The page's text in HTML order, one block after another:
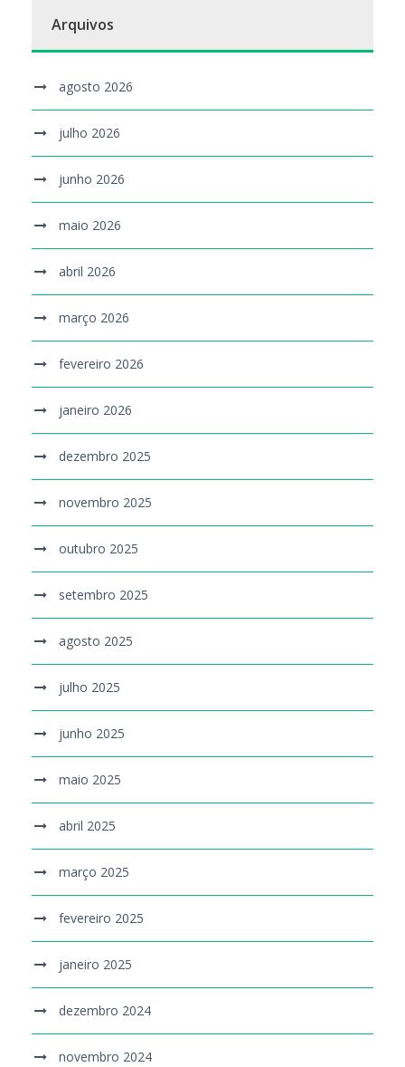
Arquivos
agosto 2026
julho 2026
junho 2026
maio 2026
abril 2026
março 2026
fevereiro 2026
janeiro 2026
dezembro 2025
novembro 2025
outubro 2025
setembro 2025
agosto 2025
julho 2025
junho 2025
maio 2025
abril 2025
março 2025
fevereiro 2025
janeiro 2025
dezembro 2024
novembro 2024